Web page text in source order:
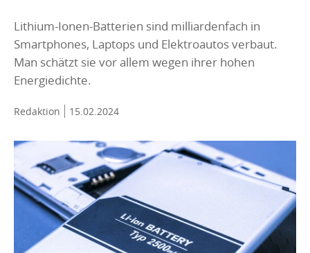
Lithium-Ionen-Batterien sind milliardenfach in
Smartphones, Laptops und Elektroautos verbaut.
Man schätzt sie vor allem wegen ihrer hohen
Energiedichte.
Redaktion 15.02.2024